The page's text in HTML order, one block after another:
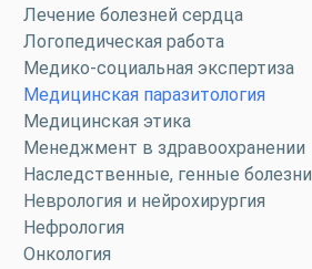
Лечение болезней сердца
Логопедическая работа
Медико-социальная экспертиза
Медицинская паразитология
Медицинская этика
Менеджмент в здравоохранении
Наследственные, генные болезни
Неврология и нейрохирургия
Нефрология
Онкология